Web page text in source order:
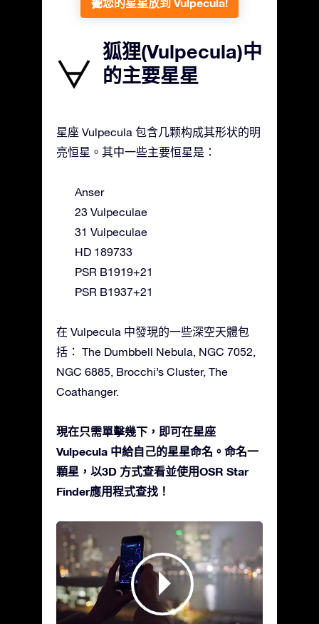
把您的星星放到 Vulpecula!
狐狸(Vulpecula)中
的主要星星
星座 Vulpecula 包含几颗构成其形状的明
亮恒星。其中一些主要恒星是：
Anser
23 Vulpeculae
31 Vulpeculae
HD 189733
PSR B1919+21
PSR B1937+21
在 Vulpecula 中發現的一些深空天體包
括： The Dumbbell Nebula, NGC 7052,
NGC 6885, Brocchi’s Cluster, The
Coathanger.
現在只需單擊幾下，即可在星座
Vulpecula 中給自己的星星命名。命名一
顆星，以3D 方式查看並使用OSR Star
Finder應用程式查找！